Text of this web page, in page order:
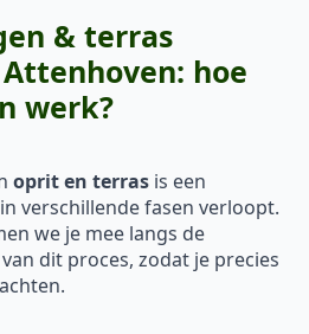
& terras
hoe
werk?
oprit en terras is een
verschillende fasen verloopt.
we je mee langs de
dit proces, zodat je precies